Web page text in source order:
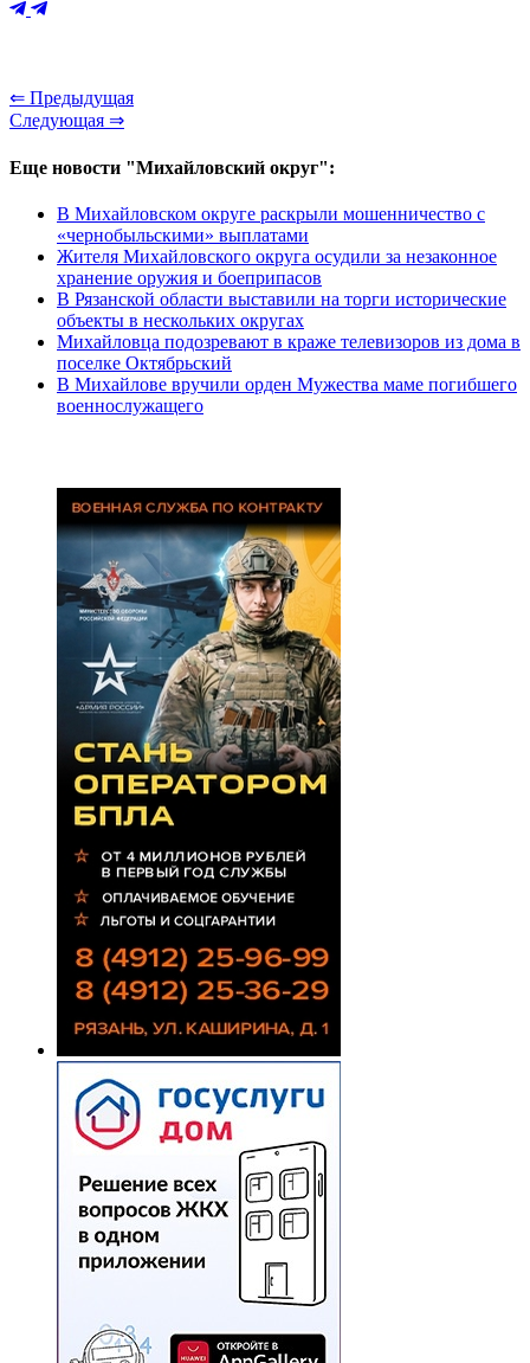
⇐ Предыдущая
Следующая ⇒
Еще новости "Михайловский округ":
В Михайловском округе раскрыли мошенничество с
«чернобыльскими» выплатами
Жителя Михайловского округа осудили за незаконное
хранение оружия и боеприпасов
В Рязанской области выставили на торги исторические
объекты в нескольких округах
Михайловца подозревают в краже телевизоров из дома в
поселке Октябрьский
В Михайлове вручили орден Мужества маме погибшего
военнослужащего